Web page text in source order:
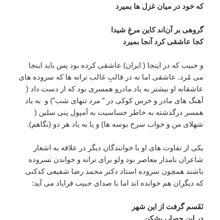
که خود در میان غزل ها بمیرد
گروهی بر آن‌اند کاین مرغِ شیدا
کجا عاشقی کرد آنجا بمیرد
و حبیب که در اینجا ( ایران) عاشقی کرده بود پس باید اینجا
می مُرد. عاشقی اما نه در قالبِ غالب ترانه ها که سروده های
عاشقانه او بیشتر به یاد مادرو همسری بود که از دست داد (
آهنگ های مادر و خرس کوکی در ” مرد تنهای شب”) و به یاد
همسر درگذشته به خاطر حساسیت به آمپول پنی سلین (
شهلای من و خواب سرخ بوسه ها) و یا به یاد هر دو (نگاهم).
یکی از تفاوت های او با خوانندگان دیگر در علاقه به اشعار
شاعران نامدار معاصر بود ولو برای ترانه و خواندن نسروده
باشند همچون سروده استاد دکتر محمد رضا شفیعی کدکنی
که دیگران هم خوانده اند اما با صدای حبیب فرایاد می آید:
نَفَسم گرفت از این شهر